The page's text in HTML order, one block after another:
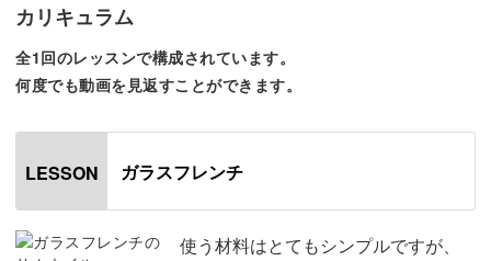
でいただけますよ♪
さや角度を変えてみましょう。
カリキュラム
全1回のレッスンで構成されています。
何度でも動画を見返すことができます。
LESSON ガラスフレンチ
使う材料はとてもシンプルですが、